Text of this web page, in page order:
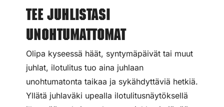
Tee juhlistasi
unohtumattomat
Olipa kyseessä häät, syntymäpäivät tai muut
juhlat, ilotulitus tuo aina juhlaan
unohtumatonta taikaa ja sykähdyttäviä hetkiä.
Yllätä juhlaväki upealla ilotulitusnäytöksellä